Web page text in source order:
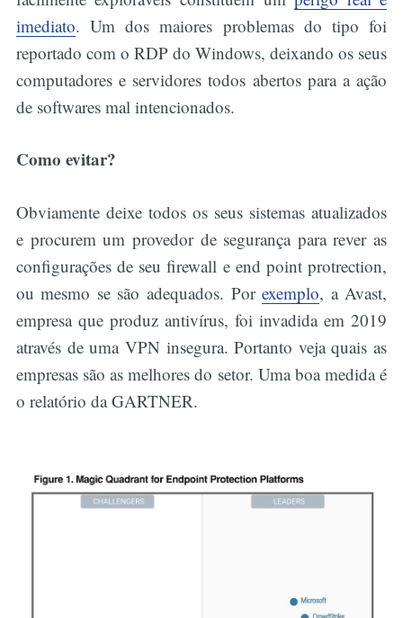
imediato. Um dos maiores problemas do tipo foi
reportado com o RDP do Windows, deixando os seus
computadores e servidores todos abertos para a ação
de softwares mal intencionados.
Como evitar?
Obviamente deixe todos os seus sistemas atualizados
e procurem um provedor de segurança para rever as
configurações de seu firewall e end point protrection,
ou mesmo se são adequados. Porexemplo, a Avast,
empresa que produz antivírus, foi invadida em 2019
através de uma VPN insegura. Portanto veja quais as
empresas são as melhores do setor. Uma boa medida é
o relatório da GARTNER.